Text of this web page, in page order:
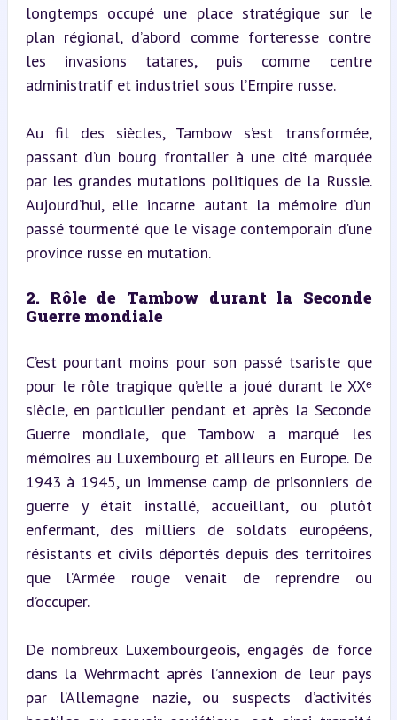
longtemps occupé une place stratégique sur le
plan régional, d’abord comme forteresse contre
les invasions tatares, puis comme centre
administratif et industriel sous l’Empire russe.
Au fil des siècles, Tambow s’est transformée,
passant d’un bourg frontalier à une cité marquée
par les grandes mutations politiques de la Russie.
Aujourd’hui, elle incarne autant la mémoire d’un
passé tourmenté que le visage contemporain d’une
province russe en mutation.
2. Rôle de Tambow durant la Seconde
Guerre mondiale
C’est pourtant moins pour son passé tsariste que
pour le rôle tragique qu’elle a joué durant le XXᵉ
siècle, en particulier pendant et après la Seconde
Guerre mondiale, que Tambow a marqué les
mémoires au Luxembourg et ailleurs en Europe. De
1943 à 1945, un immense camp de prisonniers de
guerre y était installé, accueillant, ou plutôt
enfermant, des milliers de soldats européens,
résistants et civils déportés depuis des territoires
que l’Armée rouge venait de reprendre ou
d’occuper.
De nombreux Luxembourgeois, engagés de force
dans la Wehrmacht après l’annexion de leur pays
par l’Allemagne nazie, ou suspects d’activités